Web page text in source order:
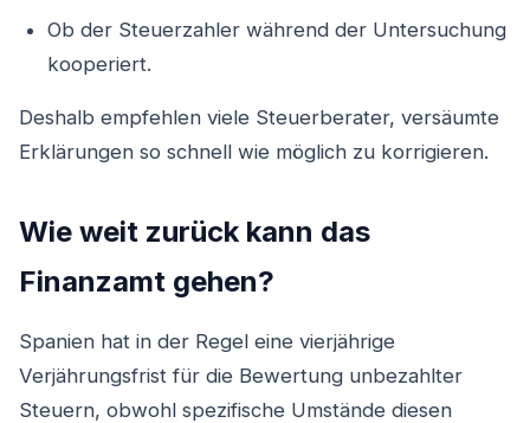
Ob der Steuerzahler während der Untersuchung
kooperiert.
Deshalb empfehlen viele Steuerberater, versäumte
Erklärungen so schnell wie möglich zu korrigieren.
Wie weit zurück kann das
Finanzamt gehen?
Spanien hat in der Regel eine vierjährige
Verjährungsfrist für die Bewertung unbezahlter
Steuern, obwohl spezifische Umstände diesen